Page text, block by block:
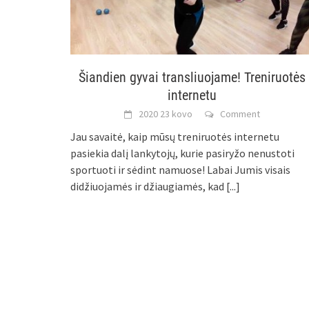
Šiandien gyvai transliuojame! Treniruotės
internetu
2020 23 kovo Comment
Jau savaitė, kaip mūsų treniruotės internetu
pasiekia dalį lankytojų, kurie pasiryžo nenustoti
sportuoti ir sėdint namuose! Labai Jumis visais
didžiuojamės ir džiaugiamės, kad [...]